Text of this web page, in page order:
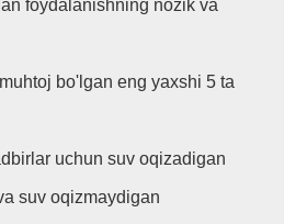
foydalanishning nozik va
bo'lgan eng yaxshi 5 ta
uchun suv oqizadigan
suv oqizmaydigan